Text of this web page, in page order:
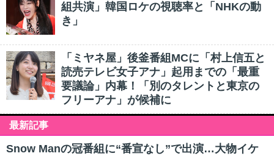
組共演」韓国ロケの視聴率と「NHKの動
き」
「ミヤネ屋」後釜番組MCに「村上信五と
読売テレビ女子アナ」起用までの「最重
要議論」内幕！「別のタレントと東京の
フリーアナ」が候補に
最新記事
Snow Manの冠番組に“番宣なし”で出演…大物イケ